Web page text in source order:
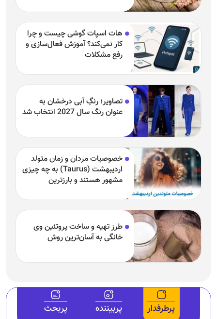
هات اسپات گوشی چیست و چرا
کار نمی‌کند؟ آموزش فعال‌سازی و
رفع مشکلات
تصاویر؛ رنگِ آبی درخشان به
عنوان رنگ سال 2027 انتخاب شد
خصوصیات مردان و زمان متولد
اردیبهشت (Taurus) به چه چیزی
مشهور هستند و بارزترین
طرز تهیه و ساخت پروتئین وی
خانگی به آسان‌ترین روش
پرطرفدار پربیننده پربحث